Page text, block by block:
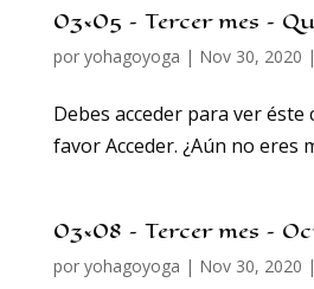
03×05 – Tercer mes –
por yohagoyoga | Nov 30, 2020 |
Debes acceder para ver éste
favor Acceder. ¿Aún no eres
03×08 – Tercer mes –
por yohagoyoga | Nov 30, 2020 |